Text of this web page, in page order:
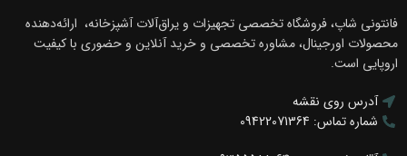
فانتونی شاپ، فروشگاه تخصصی تجهیزات و یراق‌آلات آشپزخانه، ارائه‌دهنده
محصولات اورجینال، مشاوره تخصصی و خرید آنلاین و حضوری با کیفیت
اروپایی است.
آدرس روی نقشه
شماره تماس: 09422071364